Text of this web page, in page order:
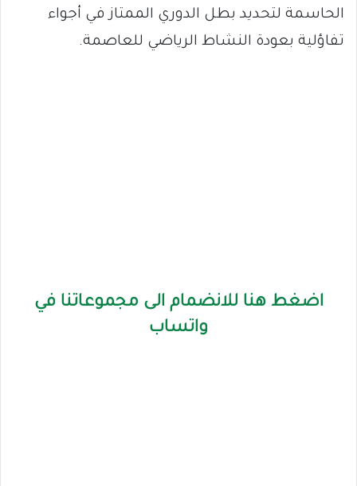
الحاسمة لتحديد بطل الدوري الممتاز في أجواء
تفاؤلية بعودة النشاط الرياضي للعاصمة.
اضغط هنا للانضمام الى مجموعاتنا في
واتساب